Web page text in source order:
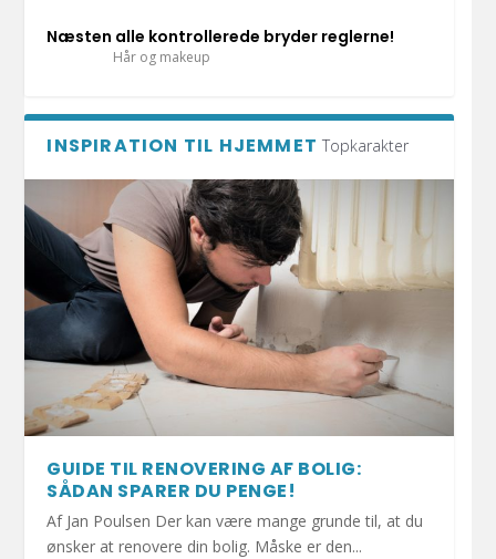
Næsten alle kontrollerede bryder reglerne!
Hår og makeup
INSPIRATION TIL HJEMMET Topkarakter
GUIDE TIL RENOVERING AF BOLIG:
SÅDAN SPARER DU PENGE!
Af Jan Poulsen Der kan være mange grunde til, at du
ønsker at renovere din bolig. Måske er den...